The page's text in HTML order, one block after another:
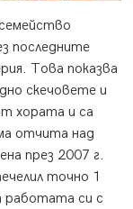
последните
Това показва
скечовете и
хората и са
отчита над
през 2007 г.
точно 1
работата си с